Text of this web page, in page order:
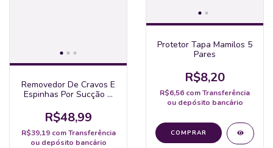
Removedor De Cravos E
Espinhas Por Sucção A
Recarregável
R$48,99
R$39,19 com Transferência
ou depósito bancário
Protetor Tapa Mamilos 5
Pares
R$8,20
R$6,56 comTransferência
ou depósito bancário